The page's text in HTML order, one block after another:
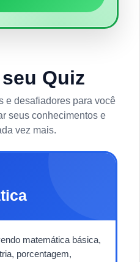
Quiz
e desafiadores para você
seus conhecimentos e
vez mais.
matemática básica,
porcentagem,